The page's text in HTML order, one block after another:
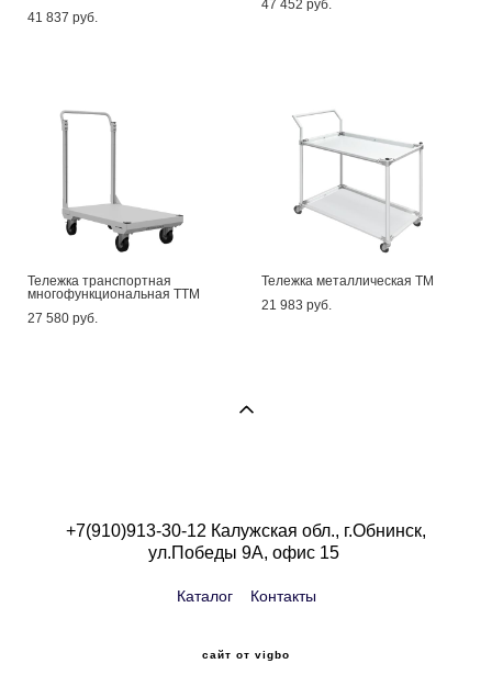
41 837 pуб.
47 452 pуб.
Тележка транспортная
многофункциональная ТТМ
27 580 pуб.
Тележка металлическая ТМ
21 983 pуб.
+7(910)913-30-12 Калужская обл., г.Обнинск,
ул.Победы 9А, офис 15
Каталог Контакты
сайт от vigbo